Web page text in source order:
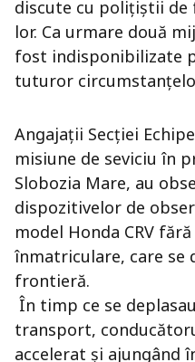
discute cu polițiștii
lor. Ca urmare două
fost indisponibilizate
tuturor
Angajații Secției
misiune de seviciu în
Slobozia Mare, au
dispozitivelor de
model Honda CRV
înmatriculare, care se
frontieră.
În timp ce se
transport,
accelerat și ajungând